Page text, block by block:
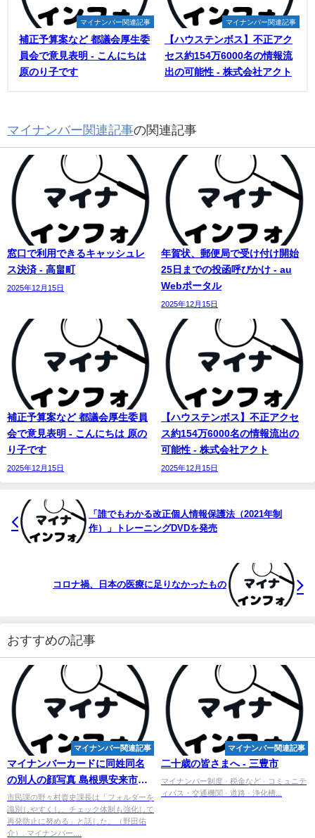
マイナンバー関連記事
補正予算案など 都議会厚生委
員会で意見表明 - こんにちは
原のり子です
マイナンバー関連記事
【ハウステンボス】不正アク
セス約154万6000名の情報流
出の可能性 - 株式会社アクト
マイナンバー関連記事の関連記事
窓口で利用できるキャッシュレ
ス決済 - 高畠町
2025年12月15日
年賀状、郵便局で受け付け開始
25日までの投函呼びかけ - au
Webポータル
2025年12月15日
補正予算案など 都議会厚生委員
会で意見表明 - こんにちは 原の
り子です
2025年12月15日
【ハウステンボス】不正アクセ
ス約154万6000名の情報流出の
可能性 - 株式会社アクト
2025年12月15日
「誰でもわかる改正個人情報保護法（2021年制
作）」トレーニングDVDを発売
コロナ禍、日本の医療に足りなかったもの
おすすめの記事
マイナンバー関連記事
マイナンバーカードに同姓同名
の別人の顔写真 島根県安来市が
誤交付 - goo ニュース
市民課の野々村貴史課長は「フォルダーを
識別しやすくし、チェック体制も強化して
再発防止に努める」と話した。（野田佑
介）. マイナンバー....
マイナンバー関連記事
二十歳の皆さまへ - 三豊市
マイナンバー制度 · 税金など · コミュニテ
ィバス・交通機関 · 道路 · 浄化槽...